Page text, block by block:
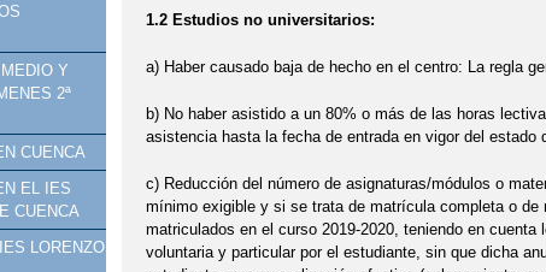
Y
2ª
CUENCA
EL IES
CUENCA
LORENZO
1.2 Estudios no universitarios:
a) Haber causado baja de hecho en el centro: La regla
b) No haber asistido a un 80% o más de las horas
asistencia hasta la fecha de entrada en vigor del estado
c) Reducción del número de asignaturas/módulos o
mínimo exigible y si se trata de matrícula completa o
matriculados en el curso 2019-2020, teniendo en
voluntaria y particular por el estudiante, sin que dicha